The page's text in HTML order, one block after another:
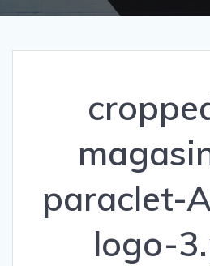
paraclet-
logo-